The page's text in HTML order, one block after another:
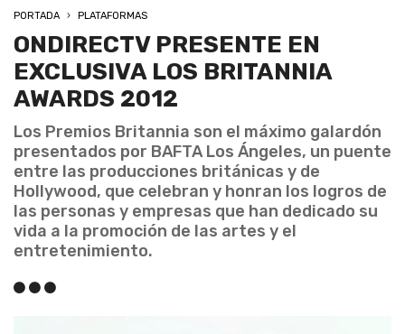
PORTADA PLATAFORMAS
ONDIRECTV PRESENTE EN
EXCLUSIVA LOS BRITANNIA
AWARDS 2012
Los Premios Britannia son el máximo galardón
presentados por BAFTA Los Ángeles, un puente
entre las producciones británicas y de
Hollywood, que celebran y honran los logros de
las personas y empresas que han dedicado su
vida a la promoción de las artes y el
entretenimiento.